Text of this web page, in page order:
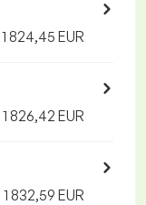
1 824,45 EUR
1 826,42 EUR
1 832,59 EUR